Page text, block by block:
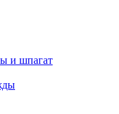
и шпагат